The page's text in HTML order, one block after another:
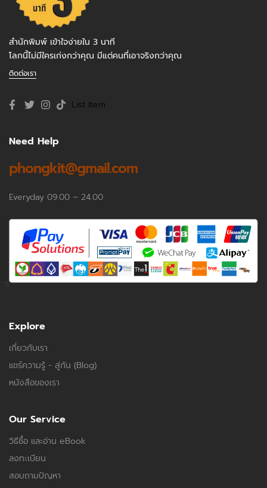
สำนักพิมพ์ เข้าใจง่ายใน 3 นาที
โลกนี้ไม่มีใครเก่งกว่าคุณ มีแต่คนที่เอาจริงกว่าคุณ
ติดต่อเรา
List Item
Need Help
phongkit@gmail.com
Everyday 09.00 – 24.00
Explore
เกี่ยวกับเรา
แชร์ความรู้ - สู่กัน (Blog)
หนังสือของเรา
Our Service
วิธีซื้อ และอ่าน eBook
ลงทะเบียน
สอบถามปัญหา